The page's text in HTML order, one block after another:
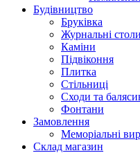
Будiвництво
Брукiвка
Журнальнi
Камiни
Пiдвiконня
Плитка
Стiльницi
Сходи та
Фонтани
Замовлення
Меморіальні
Склад магазин